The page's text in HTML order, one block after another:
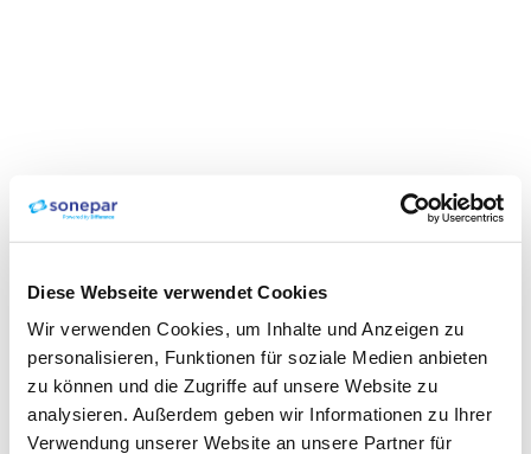
Diese Webseite verwendet Cookies
Wir verwenden Cookies, um Inhalte und Anzeigen zu
personalisieren, Funktionen für soziale Medien anbieten
zu können und die Zugriffe auf unsere Website zu
analysieren. Außerdem geben wir Informationen zu Ihrer
Verwendung unserer Website an unsere Partner für